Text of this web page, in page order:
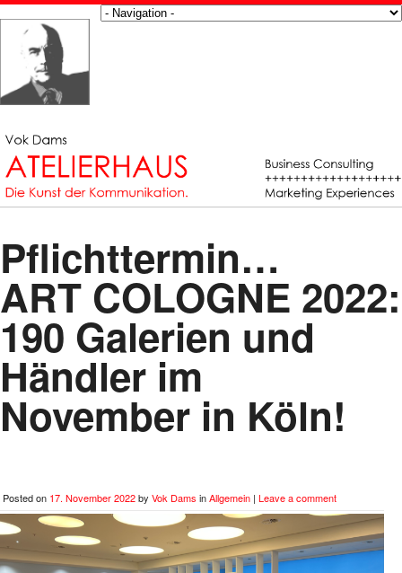
Pflichttermin…
ART COLOGNE 2022:
190 Galerien und
Händler im
November in Köln!
Posted on 17. November 2022by Vok Dams inAllgemein | Leave a comment